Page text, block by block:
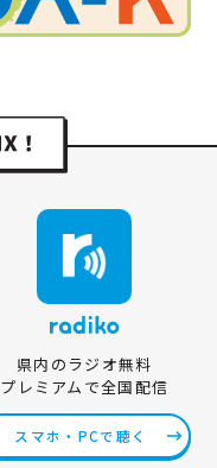
県内のラジオ無料
プレミアムで全国配信
スマホ・PCで聴く